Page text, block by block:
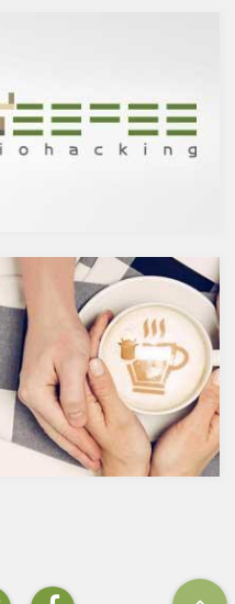
ない植物化合物であるケルセチ
ンは、ブドウやリンゴなどの果
物や、ブロッコリやトマト、タ
マネギなどの野菜、お蕎麦にも
免疫力を向上させる亜鉛の吸収
を助けるケルセチン
免疫力を保つことは、コロナウ
イルスの対策に限らず風邪やイ
ンフルエンザなど、さまざまな
疾患に対して人の体に有益な効
果を与えます。その免疫システ
ムを維持するのに重要な働きを
するのが亜鉛。